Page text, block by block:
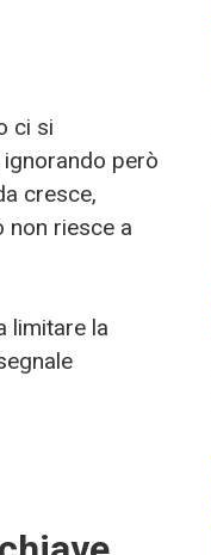
ci si
però
cresce,
non riesce a
limitare la